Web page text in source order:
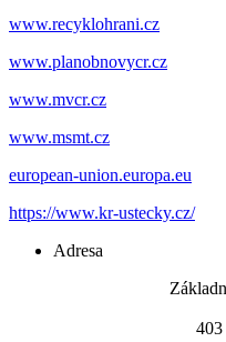
www.recyklohrani.cz
www.planobnovycr.cz
www.mvcr.cz
www.msmt.cz
european-union.europa.eu
https://www.kr-ustecky.cz/
Adresa